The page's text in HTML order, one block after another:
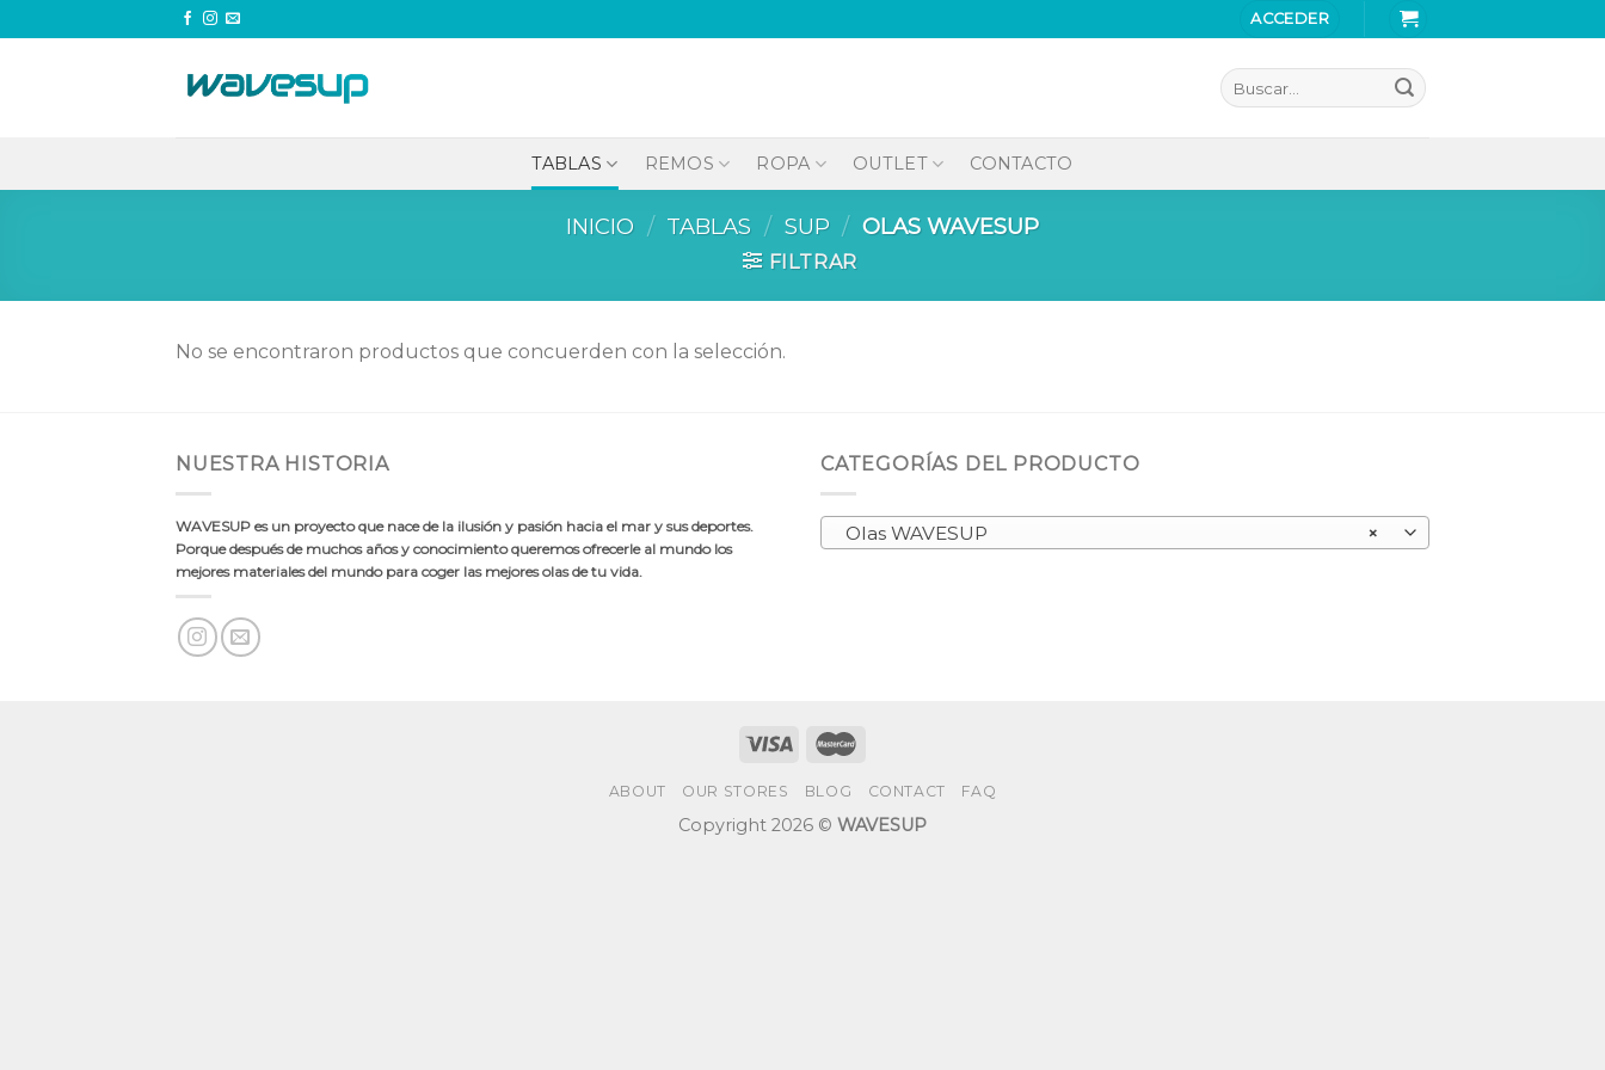
to
ACCEDER
Buscar
por:
TABLAS REMOS ROPA OUTLET CONTACTO
INICIO / TABLAS / SUP / OLAS WAVESUP
FILTRAR
No se encontraron productos que concuerden con la selección.
NUESTRA HISTORIA
WAVESUP es un proyecto que nace de la ilusión y pasión hacia el mar y sus deportes.
Porque después de muchos años y conocimiento queremos ofrecerle al mundo los
mejores materiales del mundo para coger las mejores olas de tu vida.
CATEGORÍAS DEL PRODUCTO
×
Olas WAVESUP
ABOUT OUR STORES BLOG CONTACT FAQ
Copyright 2026 © WAVESUP